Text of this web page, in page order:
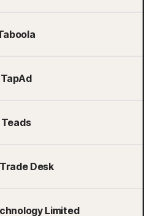
TapAd
Teads
Desk
Limited